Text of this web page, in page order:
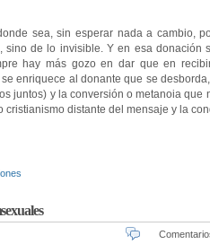
sea, sin esperar nada a cambio,
sino de lo invisible. Y en esa donación
hay más gozo en dar que en
enriquece al donante que se
juntos) y la conversión o metanoia que
distante del mensaje y la